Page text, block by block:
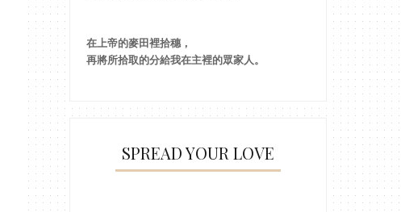
在上帝的麥田裡拾穗，
再將所拾取的分給我在主裡的眾家人。
SPREAD YOUR LOVE